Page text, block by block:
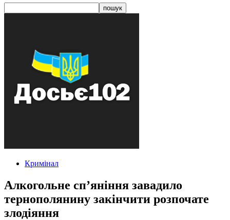
Кримінал
Алкогольне сп’яніння завадило
тернополянину закінчити розпочате
злодіяння